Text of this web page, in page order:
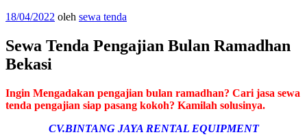
Diposkan
18/04/2022 oleh sewa tenda
Sewa Tenda Pengajian Bulan Ramadhan
Bekasi
Ingin Mengadakan pengajian bulan ramadhan? Cari jasa sewa
tenda pengajian siap pasang kokoh? Kamilah solusinya.
CV.BINTANG JAYA RENTAL EQUIPMENT